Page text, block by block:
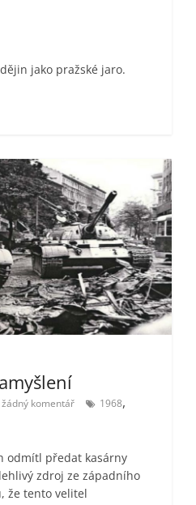
jako pražské jaro.
žádný komentář 1968,
odmítl předat kasárny
zdroj ze západního
že tento velitel